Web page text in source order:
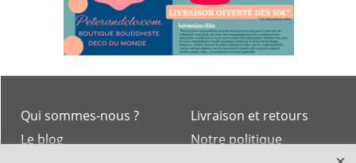
Livraison et retours
Notre politique
Qui sommes-nous ?
Le blog